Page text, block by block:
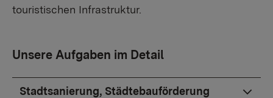
touristischen Infrastruktur.
Unsere Aufgaben im Detail
Stadtsanierung, Städtebauförderung